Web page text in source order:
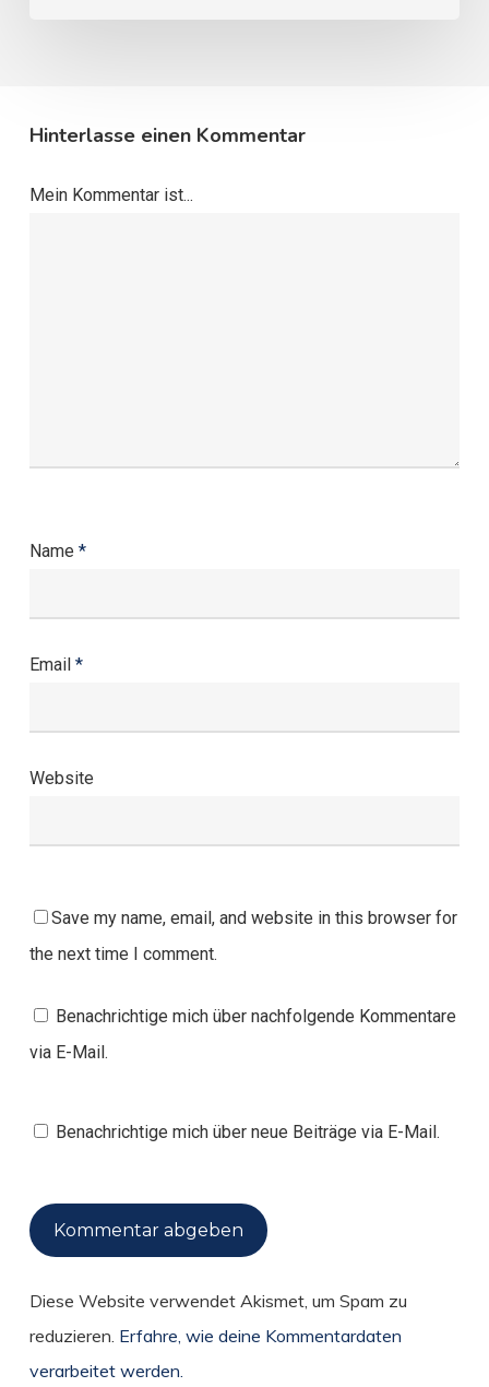
Hinterlasse einen Kommentar
Mein Kommentar ist...
Name *
Email *
Website
Save my name, email, and website in this browser for
the next time I comment.
Benachrichtige mich über nachfolgende Kommentare
via E-Mail.
Benachrichtige mich über neue Beiträge via E-Mail.
Diese Website verwendet Akismet, um Spam zu
reduzieren. Erfahre, wie deine Kommentardaten
verarbeitet werden.